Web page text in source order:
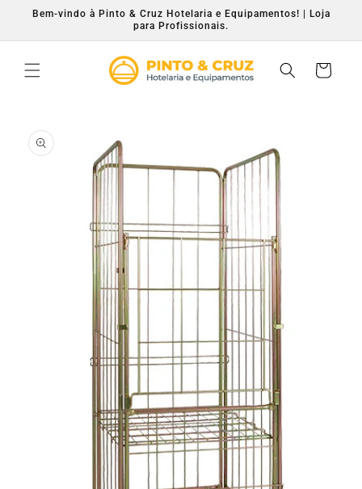
para o
Bem-vindo à Pinto & Cruz Hotelaria e Equipamentos! | Loja
para Profissionais.
Carrinho
informação
do produto